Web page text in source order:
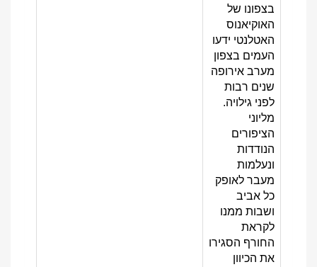
בצפונו של
האוקיאנוס
האטלנטי ידעו
העמים בצפון
מערב אירופה
שנים רבות
לפני גילויה.
מליוני
הציפורים
הנודדות
ונעלמות
מעבר לאופק
כל אביב
ושבות ממנו
לקראת
החורף הסגירו
את הכיוון